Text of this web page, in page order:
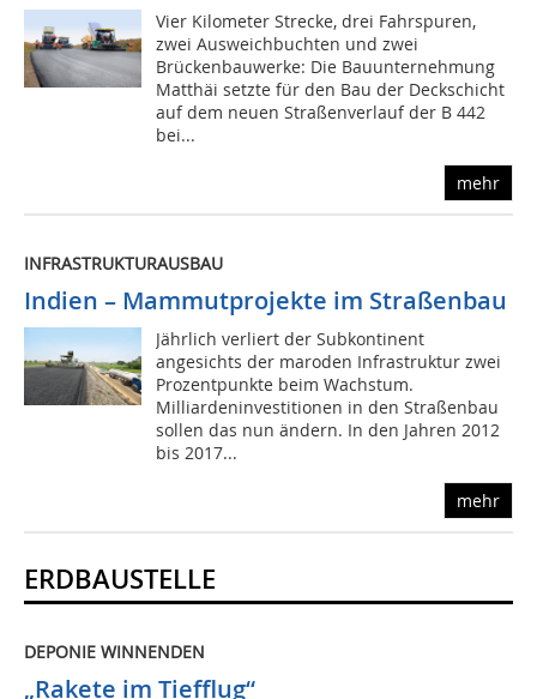
Vier Kilometer Strecke, drei Fahrspuren,
zwei Ausweichbuchten und zwei
Brückenbauwerke: Die Bauunternehmung
Matthäi setzte für den Bau der Deckschicht
auf dem neuen Straßenverlauf der B 442
bei...
mehr
INFRASTRUKTURAUSBAU
Indien – Mammutprojekte im Straßenbau
Jährlich verliert der Subkontinent
angesichts der maroden Infrastruktur zwei
Prozentpunkte beim Wachstum.
Milliardeninvestitionen in den Straßenbau
sollen das nun ändern. In den Jahren 2012
bis 2017...
mehr
ERDBAUSTELLE
DEPONIE WINNENDEN
„Rakete im Tiefflug“